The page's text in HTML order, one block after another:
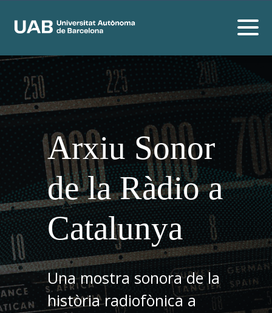
Arxiu Sonor
de la Ràdio a
Catalunya
Una mostra sonora de la
història radiofònica a